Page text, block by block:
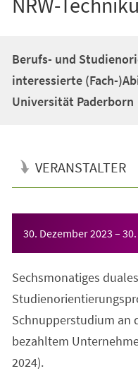
Berufs- und
interessierte (Fach-
Universität Paderborn
VERANSTALTER
30. Dezember 2023 –
Sechsmonatiges
Schnupperstudium an
bezahltem
2024).